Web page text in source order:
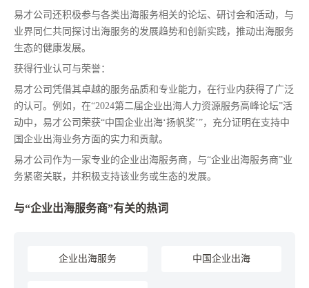
易才公司还积极参与各类出海服务相关的论坛、研讨会和活动，与
业界同仁共同探讨出海服务的发展趋势和创新实践，推动出海服务
生态的健康发展。
获得行业认可与荣誉：
易才公司凭借其卓越的服务品质和专业能力，在行业内获得了广泛
的认可。例如，在“2024第二届企业出海人力资源服务高峰论坛”活
动中，易才公司荣获“中国企业出海‘扬帆奖’”，充分证明在支持中
国企业出海业务方面的实力和贡献。
易才公司作为一家专业的企业出海服务商，与“企业出海服务商”业
务紧密关联，并积极支持该业务或生态的发展。
与“企业出海服务商”有关的热词
企业出海服务 中国企业出海